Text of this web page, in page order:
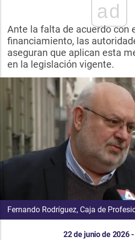
ad
Ante la falta de acuerdo con
financiamiento, las
aseguran que aplican esta
en la legislación vigente.
Fernando Rodríguez, Caja de
22 de junio de 2026